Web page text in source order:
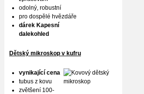
odolný, robustní
pro dospělé hvězdáře
dárek Kapesní
dalekohled
Dětský mikroskop v kufru
vynikající cena
tubus z kovu
zvětšení 100-